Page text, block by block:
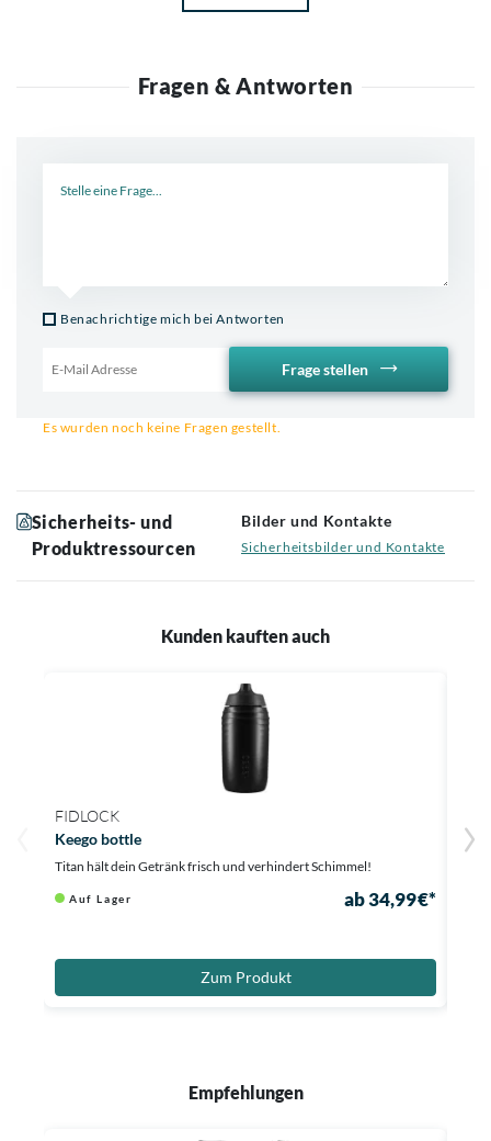
Fragen & Antworten
Benachrichtige mich bei Antworten
Frage stellen
Es wurden noch keine Fragen gestellt.
Sicherheits- und
Produktressourcen
Bilder und Kontakte
Sicherheitsbilder und Kontakte
Kunden kauften auch
FIDLOCK
Keego bottle
Titan hält dein Getränk frisch und verhindert Schimmel!
Auf Lager ab 34,99 €*
Zum Produkt
Empfehlungen